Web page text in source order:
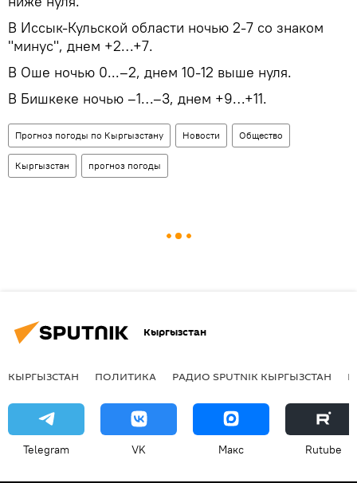
В Иссык-Кульской области ночью 2-7 со знаком
"минус", днем +2…+7.
В Оше ночью 0...–2, днем 10-12 выше нуля.
В Бишкеке ночью –1…–3, днем +9…+11.
Прогноз погоды по Кыргызстану Новости Общество
Кыргызстан прогноз погоды
Кыргызстан
КЫРГЫЗСТАН ПОЛИТИКА РАДИО SPUTNIK КЫРГЫЗСТАН
Telegram VK Макс Rutube